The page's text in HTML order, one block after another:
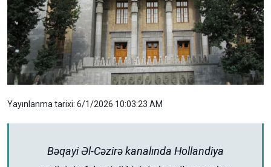
Yayınlanma tarixi: 6/1/2026 10:03:23 AM
Bəqayi Əl-Cəzirə kanalında Hollandiya